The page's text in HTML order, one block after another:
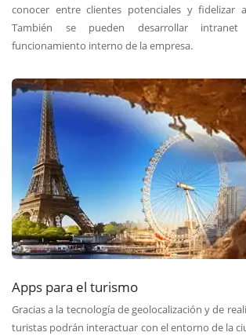
conocer entre clientes potenciales y fidelizar
También se pueden desarrollar
funcionamiento interno de la empresa.
Apps para el turismo
Gracias a la tecnología de geolocalización y de
turistas podrán interactuar con el entorno de la